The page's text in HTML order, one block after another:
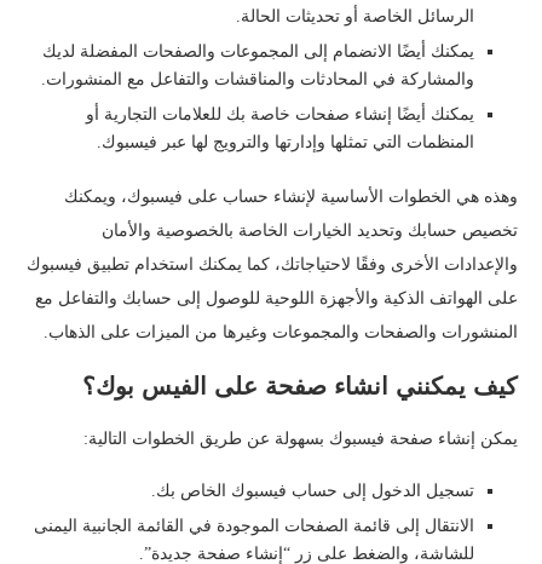
الرسائل الخاصة أو تحديثات الحالة.
يمكنك أيضًا الانضمام إلى المجموعات والصفحات المفضلة لديك
والمشاركة في المحادثات والمناقشات والتفاعل مع المنشورات.
يمكنك أيضًا إنشاء صفحات خاصة بك للعلامات التجارية أو
المنظمات التي تمثلها وإدارتها والترويج لها عبر فيسبوك.
وهذه هي الخطوات الأساسية لإنشاء حساب على فيسبوك، ويمكنك
تخصيص حسابك وتحديد الخيارات الخاصة بالخصوصية والأمان
والإعدادات الأخرى وفقًا لاحتياجاتك، كما يمكنك استخدام تطبيق فيسبوك
على الهواتف الذكية والأجهزة اللوحية للوصول إلى حسابك والتفاعل مع
المنشورات والصفحات والمجموعات وغيرها من الميزات على الذهاب.
كيف يمكنني انشاء صفحة على الفيس بوك؟
يمكن إنشاء صفحة فيسبوك بسهولة عن طريق الخطوات التالية:
تسجيل الدخول إلى حساب فيسبوك الخاص بك.
الانتقال إلى قائمة الصفحات الموجودة في القائمة الجانبية اليمنى
للشاشة، والضغط على زر “إنشاء صفحة جديدة”.